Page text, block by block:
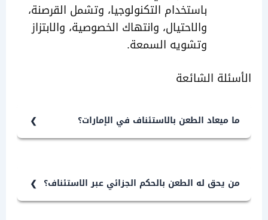
باستخدام التكنولوجيا، وتشمل القرصنة،
والاحتيال، وانتهاك الخصوصية، والابتزاز
وتشويه السمعة.
الشائعة
الطعن بالاستئناف في الإمارات؟
ميعاد الطعن بالاستئناف في الإمارات 15 يوم
الحكم الصادر في المعارضة.
له الطعن بالحكم الجزائي عبر الاستئناف؟
الطعن بالحكم الجزائي عبر الاستئناف لكل